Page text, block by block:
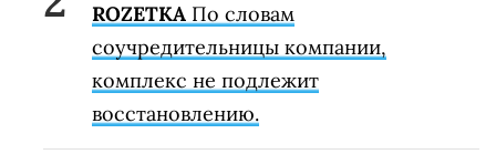
ROZETKA По словам
соучредительницы компании,
комплекс не подлежит
восстановлению.